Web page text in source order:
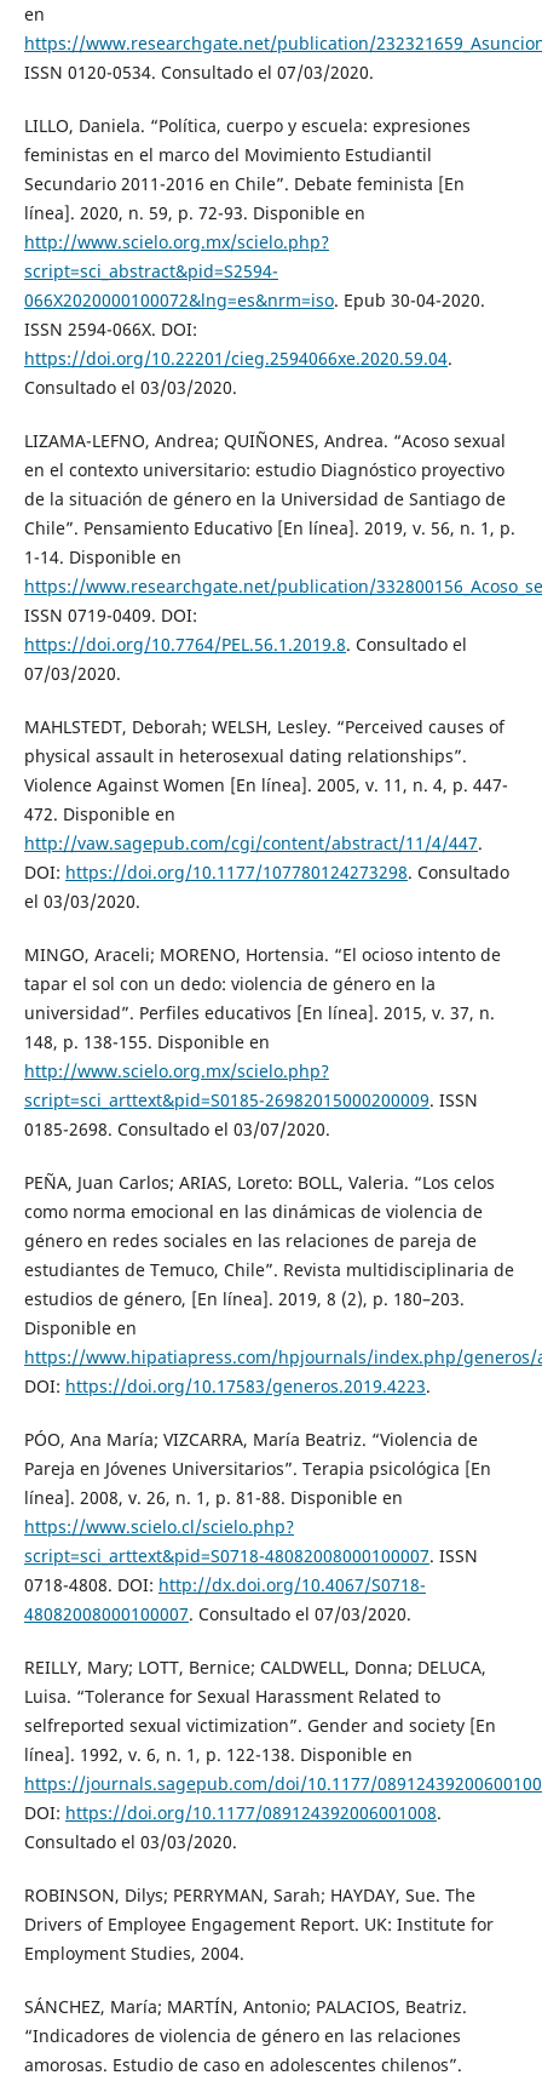
en
https://www.researchgate.net/publication/
ISSN 0120-0534. Consultado el 07/03/2020.
LILLO, Daniela. “Política, cuerpo y escuela: expresiones
feministas en el marco del Movimiento Estudiantil
Secundario 2011-2016 en Chile”. Debate feminista [En
línea]. 2020, n. 59, p. 72-93. Disponible en
http://www.scielo.org.mx/scielo.php?
script=sci_abstract&pid=S2594-
066X2020000100072&lng=es&nrm=iso. Epub 30-04-2020.
ISSN 2594-066X. DOI:
https://doi.org/10.22201/cieg.2594066xe.2020.59.04.
Consultado el 03/03/2020.
LIZAMA-LEFNO, Andrea; QUIÑONES, Andrea. “Acoso sexual
en el contexto universitario: estudio Diagnóstico proyectivo
de la situación de género en la Universidad de Santiago de
Chile”. Pensamiento Educativo [En línea]. 2019, v. 56, n. 1, p.
1-14. Disponible en
https://www.researchgate.net/publication/
ISSN 0719-0409. DOI:
https://doi.org/10.7764/PEL.56.1.2019.8. Consultado el
07/03/2020.
MAHLSTEDT, Deborah; WELSH, Lesley. “Perceived causes of
physical assault in heterosexual dating relationships”.
Violence Against Women [En línea]. 2005, v. 11, n. 4, p. 447-
472. Disponible en
http://vaw.sagepub.com/cgi/content/abstract/11/4/447.
DOI: https://doi.org/10.1177/107780124273298. Consultado
el 03/03/2020.
MINGO, Araceli; MORENO, Hortensia. “El ocioso intento de
tapar el sol con un dedo: violencia de género en la
universidad”. Perfiles educativos [En línea]. 2015, v. 37, n.
148, p. 138-155. Disponible en
http://www.scielo.org.mx/scielo.php?
script=sci_arttext&pid=S0185-26982015000200009. ISSN
0185-2698. Consultado el 03/07/2020.
PEÑA, Juan Carlos; ARIAS, Loreto: BOLL, Valeria. “Los celos
como norma emocional en las dinámicas de violencia de
género en redes sociales en las relaciones de pareja de
estudiantes de Temuco, Chile”. Revista multidisciplinaria de
estudios de género, [En línea]. 2019, 8 (2), p. 180–203.
Disponible en
https://www.hipatiapress.com/hpjournals/index.php/
DOI: https://doi.org/10.17583/generos.2019.4223.
PÓO, Ana María; VIZCARRA, María Beatriz. “Violencia de
Pareja en Jóvenes Universitarios”. Terapia psicológica [En
línea]. 2008, v. 26, n. 1, p. 81-88. Disponible en
https://www.scielo.cl/scielo.php?
script=sci_arttext&pid=S0718-48082008000100007. ISSN
0718-4808. DOI: http://dx.doi.org/10.4067/S0718-
48082008000100007. Consultado el 07/03/2020.
REILLY, Mary; LOTT, Bernice; CALDWELL, Donna; DELUCA,
Luisa. “Tolerance for Sexual Harassment Related to
selfreported sexual victimization”. Gender and society [En
línea]. 1992, v. 6, n. 1, p. 122-138. Disponible en
https://journals.sagepub.com/doi/10.1177/
DOI: https://doi.org/10.1177/089124392006001008.
Consultado el 03/03/2020.
ROBINSON, Dilys; PERRYMAN, Sarah; HAYDAY, Sue. The
Drivers of Employee Engagement Report. UK: Institute for
Employment Studies, 2004.
SÁNCHEZ, María; MARTÍN, Antonio; PALACIOS, Beatriz.
“Indicadores de violencia de género en las relaciones
amorosas. Estudio de caso en adolescentes chilenos”.